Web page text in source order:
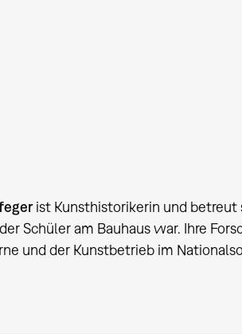
ist Kunsthistorikerin und betreut
Schüler am Bauhaus war. Ihre
und der Kunstbetrieb im